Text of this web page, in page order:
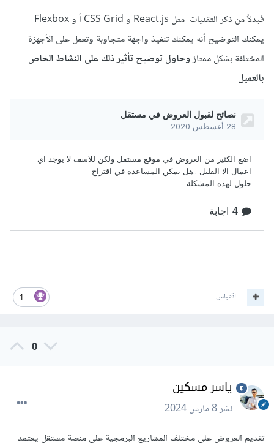
فبدلاً من ذكر التقنيات مثل React.js و CSS Grid أ و Flexbox
يمكنك التوضيح أنه يمكنك تنفيذ واجهة متجاوبة وتعمل على الأجهزة
المختلفة بشكل ممتازوحاول توضيح تأثير ذلك على النشاط الخاص
بالعميل
1 اقتباس
0
ياسر مسكين
نشر8 مارس 2024
تقديم العروض على مختلف المشاريع البرمجية على منصة مستقل يعتمد